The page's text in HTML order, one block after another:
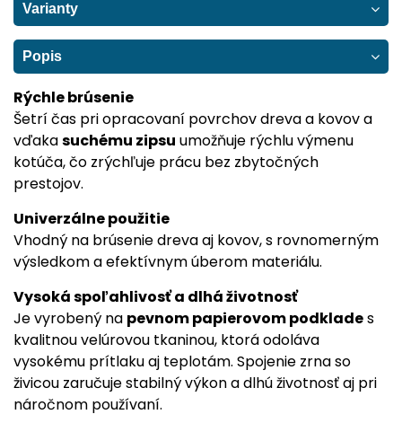
Varianty
Popis
Rýchle brúsenie
Šetrí čas pri opracovaní povrchov dreva a kovov a
vďakasuchému zipsu umožňuje rýchlu výmenu
kotúča, čo zrýchľuje prácu bez zbytočných
prestojov.
Univerzálne použitie
Vhodný na brúsenie dreva aj kovov, s rovnomerným
výsledkom a efektívnym úberom materiálu.
Vysoká spoľahlivosť a dlhá životnosť
Je vyrobený na pevnom papierovom podklades
kvalitnou velúrovou tkaninou, ktorá odoláva
vysokému prítlaku aj teplotám. Spojenie zrna so
živicou zaručuje stabilný výkon a dlhú životnosť aj pri
náročnom používaní.